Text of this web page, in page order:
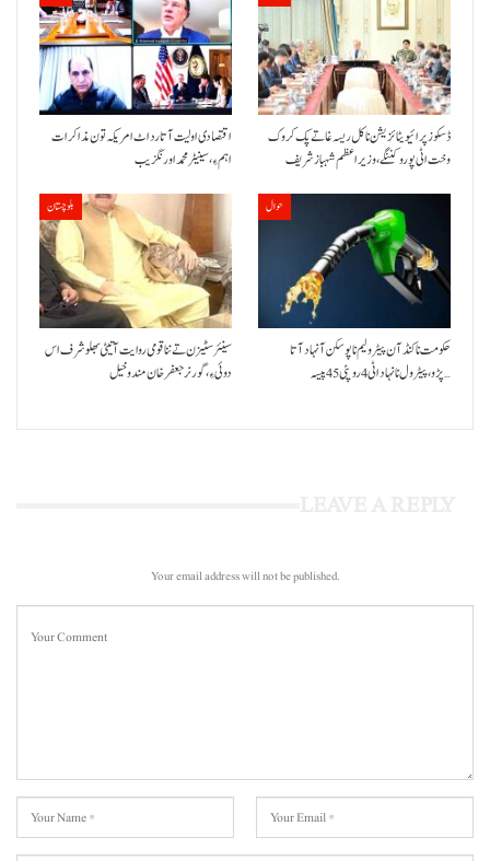
اقتصادی اولیت آتا رد اٹ امریکہ تون مذاکرات
اہم ءِ،سینیٹر محمد اورنگزیب
ڈسکوز پرائیویٹائزیشن نا کل ریسہ غاتے پک کروک
وخت اٹی پورو کننگے ،وزیراعظم شہباز شریف
بلوچستان
سینئر سٹیزن تے ننا قومی روایت آتیٹی بھلو شرف اس
دوئی ءِ،گورنر جعفرخان مندوخیل
حوال
حکومت نا کنڈ آن پیٹرولیم نا پوسکن آ نہاد آتا
پڑو،پیٹرول نا نہاد اٹی 4 روپئی 45 پیسہ…
Your email address will not be published.